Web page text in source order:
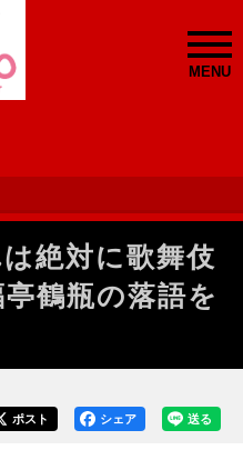
MENU
絶対に歌舞伎
鶴瓶の落語を
送る
シェア
ポスト